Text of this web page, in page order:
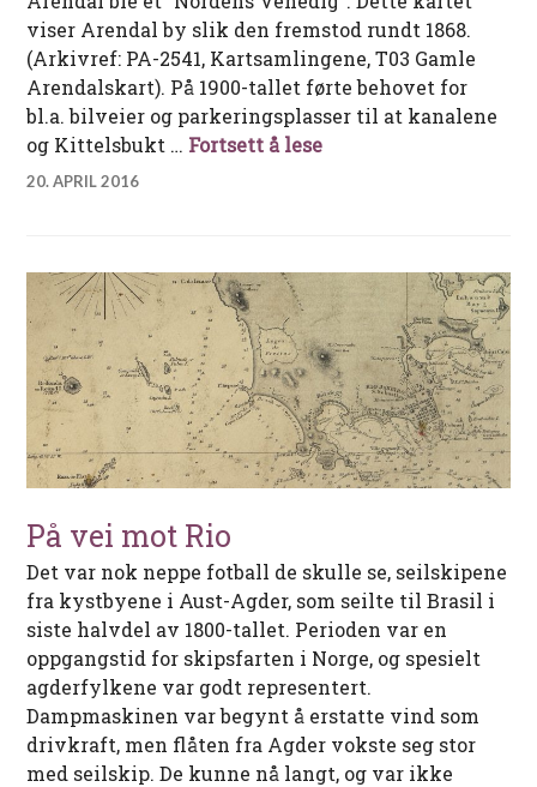
viser Arendal by slik den fremstod rundt 1868.
(Arkivref: PA-2541, Kartsamlingene, T03 Gamle
Arendalskart). På 1900-tallet førte behovet for
bl.a. bilveier og parkeringsplasser til at kanalene
og Kittelsbukt … Fortsett å leseKanalbyen Arendal
20. APRIL 2016
På vei mot Rio
Det var nok neppe fotball de skulle se, seilskipene
fra kystbyene i Aust-Agder, som seilte til Brasil i
siste halvdel av 1800-tallet. Perioden var en
oppgangstid for skipsfarten i Norge, og spesielt
agderfylkene var godt representert.
Dampmaskinen var begynt å erstatte vind som
drivkraft, men flåten fra Agder vokste seg stor
med seilskip. De kunne nå langt, og var ikke